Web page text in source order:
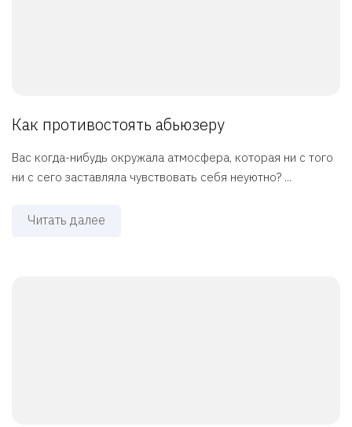
Как противостоять абьюзеру
Вас когда-нибудь окружала атмосфера, которая ни с того
ни с сего заставляла чувствовать себя неуютно? ...
Читать далее